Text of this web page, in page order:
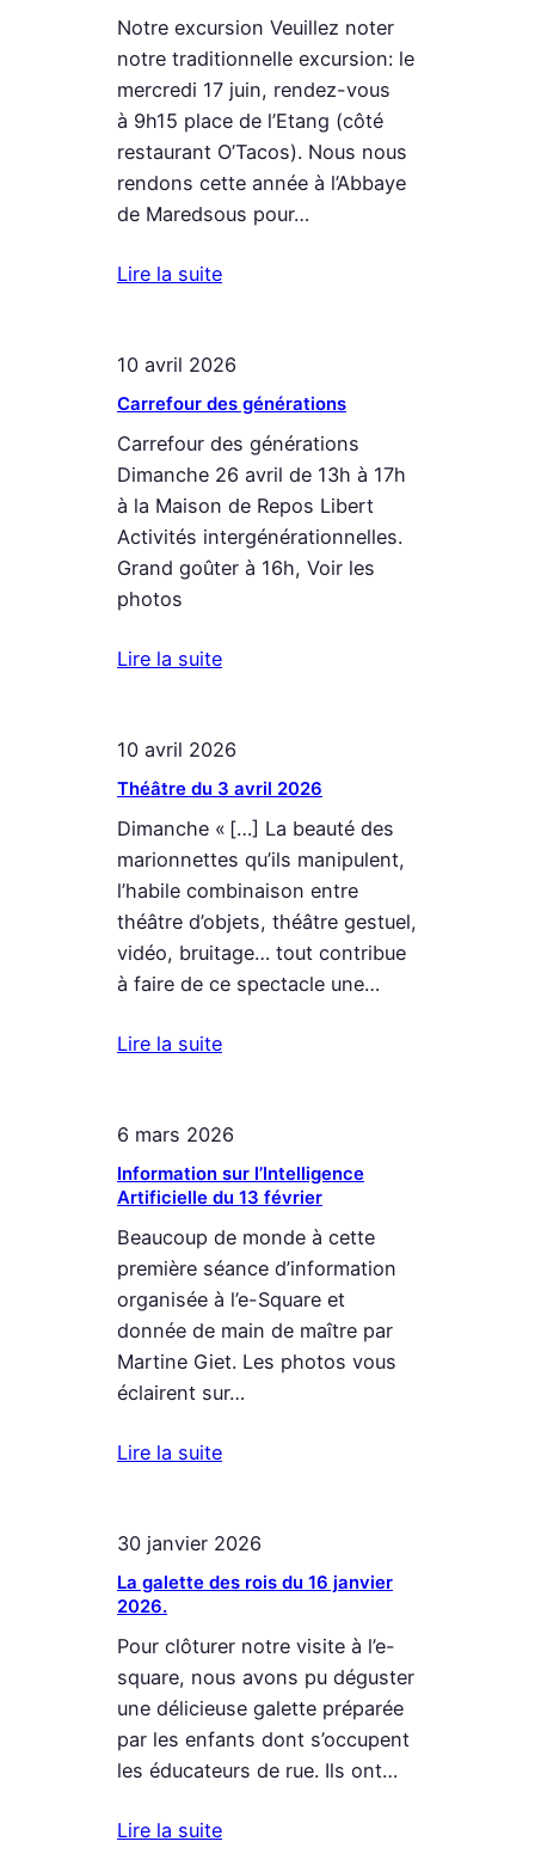
Notre excursion Veuillez noter
notre traditionnelle excursion: le
mercredi 17 juin, rendez-vous
à 9h15 place de l’Etang (côté
restaurant O’Tacos). Nous nous
rendons cette année à l’Abbaye
de Maredsous pour…
Lire la suite
10 avril 2026
Carrefour des générations
Carrefour des générations
Dimanche 26 avril de 13h à 17h
à la Maison de Repos Libert
Activités intergénérationnelles.
Grand goûter à 16h, Voir les
photos
Lire la suite
10 avril 2026
Théâtre du 3 avril 2026
Dimanche « […] La beauté des
marionnettes qu’ils manipulent,
l’habile combinaison entre
théâtre d’objets, théâtre gestuel,
vidéo, bruitage… tout contribue
à faire de ce spectacle une…
Lire la suite
6 mars 2026
Information sur l’Intelligence
Artificielle du 13 février
Beaucoup de monde à cette
première séance d’information
organisée à l’e-Square et
donnée de main de maître par
Martine Giet. Les photos vous
éclairent sur…
Lire la suite
30 janvier 2026
La galette des rois du 16 janvier
2026.
Pour clôturer notre visite à l’e-
square, nous avons pu déguster
une délicieuse galette préparée
par les enfants dont s’occupent
les éducateurs de rue. Ils ont…
Lire la suite